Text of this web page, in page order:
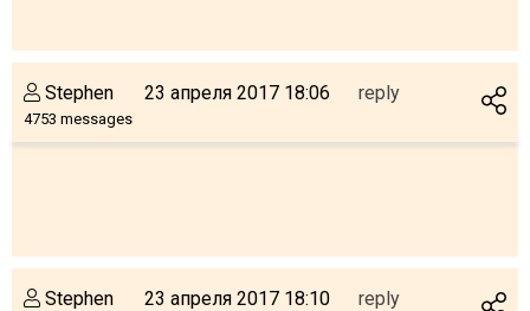
Stephen
4753 messages
23 апреля 2017 18:06 reply
Stephen 23 апреля 2017 18:10 reply
Cottages
Hotels
% Hot deals
GEORGIA